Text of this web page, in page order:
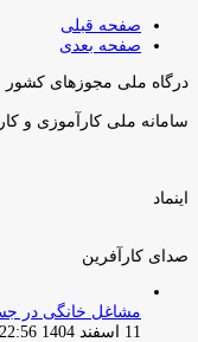
صفحه قبلی
صفحه بعدی
درگاه ملی مجوزهای کشور
سامانه ملی کارآموزی و
اینماد
صدای کارآفرین
مشاغل خانگی در
11 اسفند 1404 22:56